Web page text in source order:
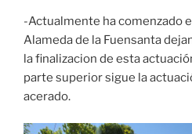
-Actualmente ha comenzado
Alameda de la Fuensanta
la finalizacion de esta
parte superior sigue la
acerado.